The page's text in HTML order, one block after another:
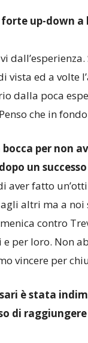
forte up-down
vista ed a volte
dalla poca
che in
bocca per non
un
aver fatto
altri ma a
contro
per loro. Non
vincere per
è stata
di